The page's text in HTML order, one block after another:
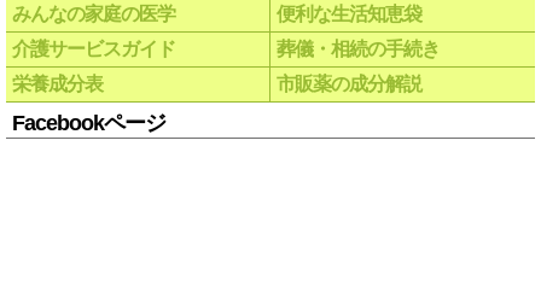
みんなの家庭の医学
便利な生活知恵袋
介護サービスガイド
葬儀・相続の手続き
栄養成分表
市販薬の成分解説
Facebookページ